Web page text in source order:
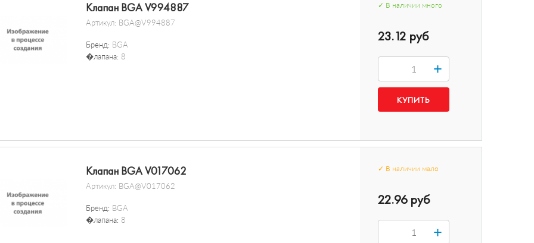
Клапан BGA V994887
Артикул: BGA@V994887
Бренд: BGA
�лапана: 8
✓ В наличии много
23.12 руб
+
Клапан BGA V017062
Артикул: BGA@V017062
Бренд: BGA
�лапана: 8
✓ В наличии мало
22.96 руб
+